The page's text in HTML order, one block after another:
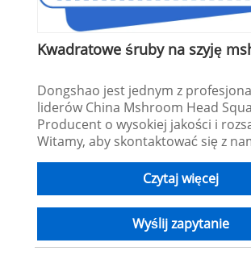
Kwadratowe śruby na szyję
Dongshao jest jednym z
liderów China Mshroom Head
Producent o wysokiej jakości i
Witamy, aby skontaktować się z
Czytaj więcej
Wyślij zapytanie